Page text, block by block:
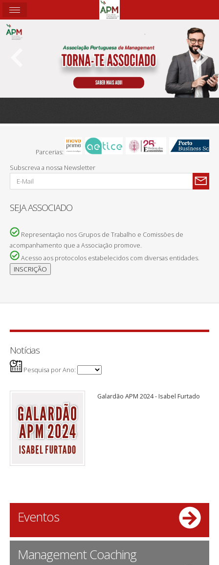
Parcerias:
Subscreva a nossa Newsletter
SEJA ASSOCIADO
Representação nos Grupos de Trabalho e Comissões de
acompanhamento que a Associação promove.
Acesso aos protocolos estabelecidos com diversas entidades.
Notícias
Pesquisa por Ano:
Galardão APM 2024 - Isabel Furtado
Eventos
Management Coaching